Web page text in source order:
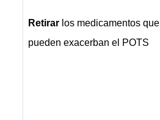
Retirar los medicamentos que
pueden exacerban el POTS